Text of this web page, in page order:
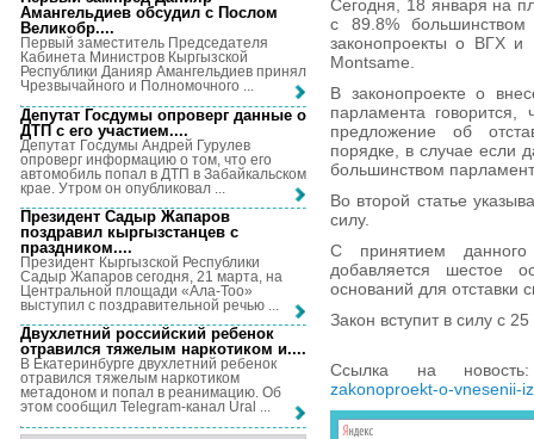
Сегодня, 18 января на
с 89.8% большинством
законопроекты о ВГХ и
Montsame.
В законопроекте о
парламента
предложение об
порядке, в случае если
большинством
Во второй статье
силу.
С принятием данного
добавляется шестое
оснований для отставки
Закон вступит в силу с
Ссылка на
zakonoproekt-o-vnesenii-
Амангельдиев обсудил с Послом
Великобр....
Первый заместитель Председателя
Кабинета Министров Кыргызской
Республики Данияр Амангельдиев принял
Чрезвычайного и Полномочного ...
Депутат Госдумы опроверг данные о
ДТП с его участием....
Депутат Госдумы Андрей Гурулев
опроверг информацию о том, что его
автомобиль попал в ДТП в Забайкальском
крае. Утром он опубликовал ...
Президент Садыр Жапаров
поздравил кыргызстанцев с
праздником....
Президент Кыргызской Республики
Садыр Жапаров сегодня, 21 марта, на
Центральной площади «Ала-Тоо»
выступил с поздравительной речью ...
Двухлетний российский ребенок
отравился тяжелым наркотиком и....
В Екатеринбурге двухлетний ребенок
отравился тяжелым наркотиком
метадоном и попал в реанимацию. Об
этом сообщил Telegram-канал Ural ...